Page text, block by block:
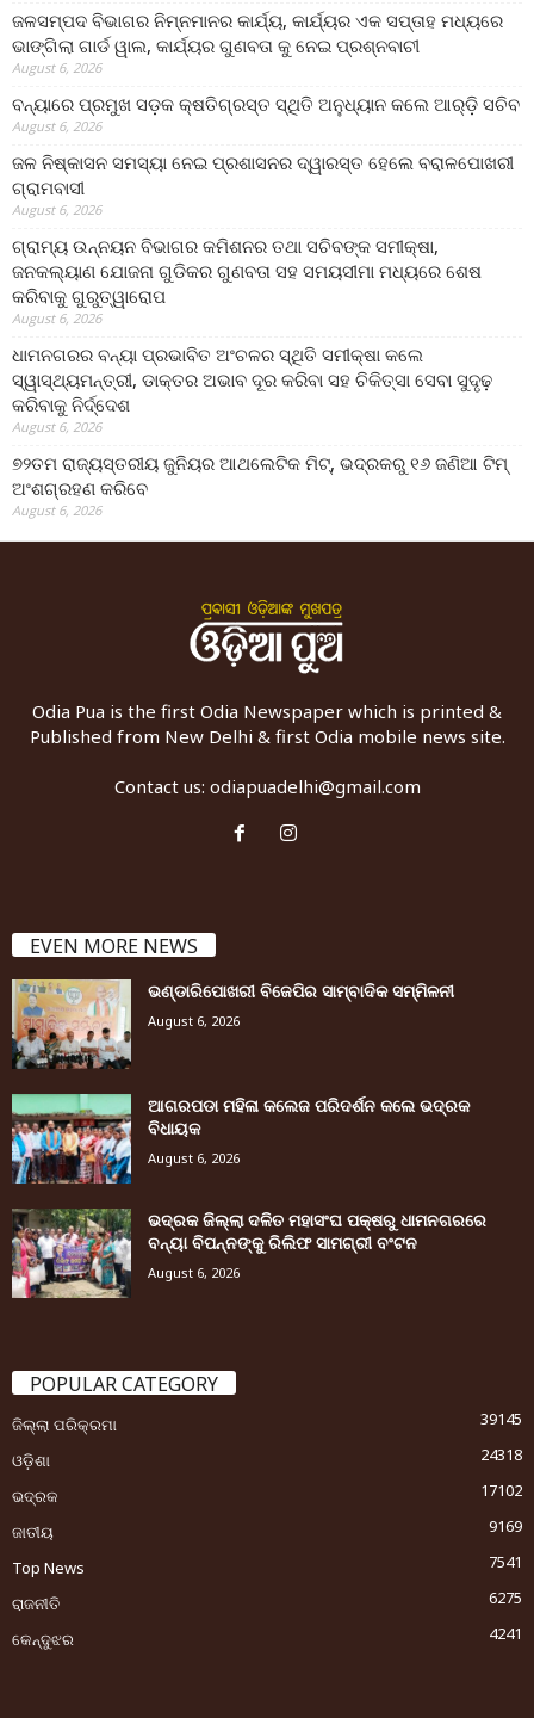
ଜଳସମ୍ପଦ ବିଭାଗର ନିମ୍ନମାନର କାର୍ଯ୍ୟ, କାର୍ଯ୍ୟର ଏକ ସପ୍ତାହ ମଧ୍ୟରେ
ଭାଙ୍ଗିଲା ଗାର୍ଡ ୱାଲ, କାର୍ଯ୍ୟର ଗୁଣବତା କୁ ନେଇ ପ୍ରଶ୍ନବାଚୀ
August 6, 2026
ବନ୍ୟାରେ ପ୍ରମୁଖ ସଡ଼କ କ୍ଷତିଗ୍ରସ୍ତ ସ୍ଥିତି ଅନୁଧ୍ୟାନ କଲେ ଆର୍‌ଡ଼ି ସଚିବ
August 6, 2026
ଜଳ ନିଷ୍କାସନ ସମସ୍ୟା ନେଇ ପ୍ରଶାସନର ଦ୍ୱାରସ୍ତ ହେଲେ ବରାଳପୋଖରୀ
ଗ୍ରାମବାସୀ
August 6, 2026
ଗ୍ରାମ୍ୟ ଉନ୍ନୟନ ବିଭାଗର କମିଶନର ତଥା ସଚିବଙ୍କ ସମୀକ୍ଷା,
ଜନକଲ୍ୟାଣ ଯୋଜନା ଗୁଡିକର ଗୁଣବତା ସହ ସମୟସୀମା ମଧ୍ୟରେ ଶେଷ
କରିବାକୁ ଗୁରୁତ୍ୱାରୋପ
August 6, 2026
ଧାମନଗରର ବନ୍ୟା ପ୍ରଭାବିତ ଅଂଚଳର ସ୍ଥିତି ସମୀକ୍ଷା କଲେ
ସ୍ୱାସ୍ଥ୍ୟମନ୍ତ୍ରୀ, ଡାକ୍ତର ଅଭାବ ଦୂର କରିବା ସହ ଚିକିତ୍ସା ସେବା ସୁଦୃଢ଼
କରିବାକୁ ନିର୍ଦ୍ଦେଶ
August 6, 2026
୭୨ତମ ରାଜ୍ୟସ୍ତରୀୟ ଜୁନିୟର ଆଥଲେଟିକ ମିଟ୍‌, ଭଦ୍ରକରୁ ୧୬ ଜଣିଆ ଟିମ୍
ଅଂଶଗ୍ରହଣ କରିବେ
August 6, 2026
Odia Pua is the first Odia Newspaper which is printed &
Published from New Delhi & first Odia mobile news site.
Contact us: odiapuadelhi@gmail.com
EVEN MORE NEWS
ଭଣ୍ଡାରିପୋଖରୀ ବିଜେପିର ସାମ୍ବାଦିକ ସମ୍ମିଳନୀ
August 6, 2026
ଆଗରପଡା ମହିଳା କଲେଜ ପରିଦର୍ଶନ କଲେ ଭଦ୍ରକ
ବିଧାୟକ
August 6, 2026
ଭଦ୍ରକ ଜିଲ୍ଲା ଦଳିତ ମହାସଂଘ ପକ୍ଷରୁ ଧାମନଗରରେ
ବନ୍ୟା ବିପନ୍ନଙ୍କୁ ରିଲିଫ ସାମଗ୍ରୀ ବଂଟନ
August 6, 2026
POPULAR CATEGORY
ଜିଲ୍ଲା ପରିକ୍ରମା
39145
ଓଡ଼ିଶା
24318
ଭଦ୍ରକ
17102
ଜାତୀୟ
9169
Top News
7541
ରାଜନୀତି
6275
କେନ୍ଦୁଝର
4241